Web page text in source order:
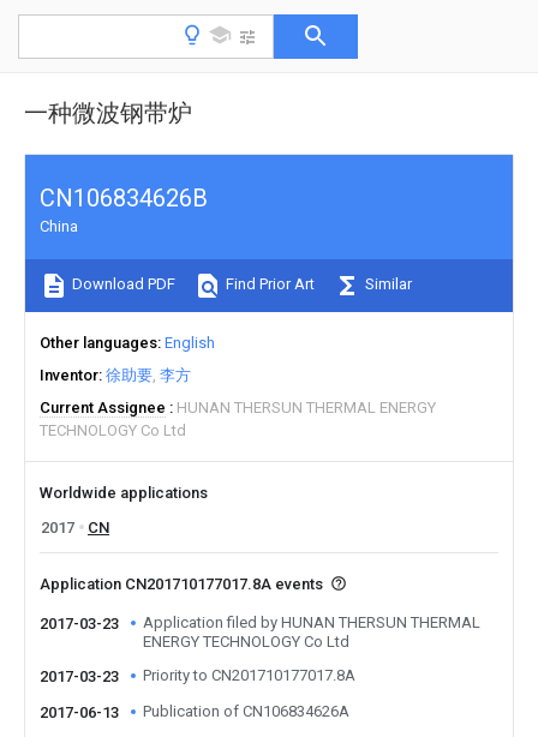
一种微波钢带炉
CN106834626B
China
Download PDF Find Prior Art Similar
Other languages English
Inventor 徐助要 李方
Current Assignee
HUNAN THERSUN THERMAL ENERGY
TECHNOLOGY Co Ltd
Worldwide applications
2017
CN
Application CN201710177017.8A events
2017-03-23
Application filed by HUNAN THERSUN THERMAL
ENERGY TECHNOLOGY Co Ltd
2017-03-23
Priority to CN201710177017.8A
2017-06-13 Publication of CN106834626A